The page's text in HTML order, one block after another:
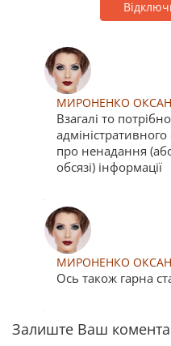
МИРОНЕНКО
Взагалі то
адміністративного
про ненадання
обсязі) інформації
МИРОНЕНКО
Ось також гарна
Залиште Ваш